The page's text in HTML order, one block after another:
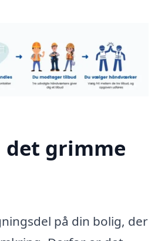
det grimme
på din bolig, der